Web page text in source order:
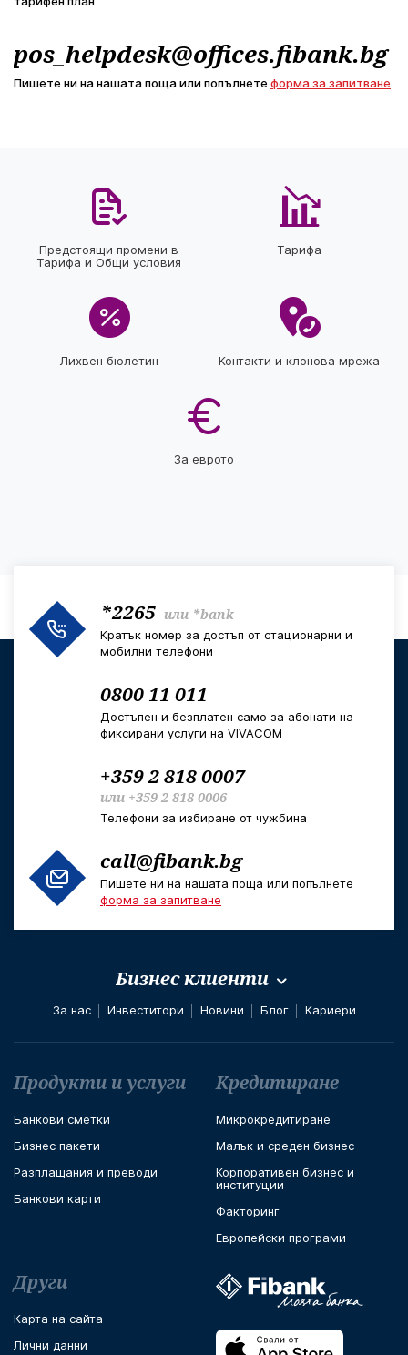
pos_helpdesk@offices.fibank.bg
Пишете ни на нашата поща или попълнете форма за запитване
Предстоящи промени в
Тарифа и Общи условия
Тарифа
Лихвен бюлетин Контакти и клонова мрежа
За еврото
*2265 или *bank
Кратък номер за достъп от стационарни и
мобилни телефони
0800 11 011
Достъпен и безплатен само за абонати на
фиксирани услуги на VIVACOM
+359 2 818 0007
или +359 2 818 0006
Телефони за избиране от чужбина
call@fibank.bg
Пишете ни на нашата поща или попълнете
форма за запитване
Бизнес клиенти
За нас Инвеститори Новини Блог Кариери
Футър навигация
Продукти и услуги
Банкови сметки
Бизнес пакети
Разплащания и преводи
Банкови карти
Кредитиране
Микрокрeдитиране
Малък и среден бизнес
Корпоративен бизнес и
институции
Факторинг
Европейски програми
Други
Карта на сайта
Лични данни